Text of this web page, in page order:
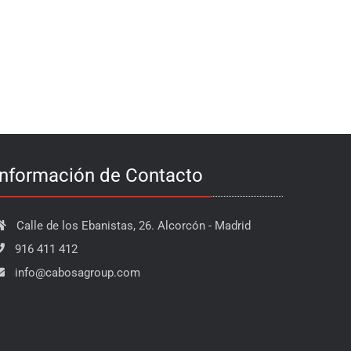
de Contacto
Calle de los Ebanistas, 26. Alcorcón - Madrid
916 411 412
info@cabosagroup.com